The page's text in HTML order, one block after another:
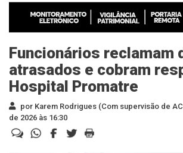
Funcionários reclamam
atrasados e cobram
Hospital Promatre
por Karem Rodrigues (Com supervisão de
de 2026 às 16:30